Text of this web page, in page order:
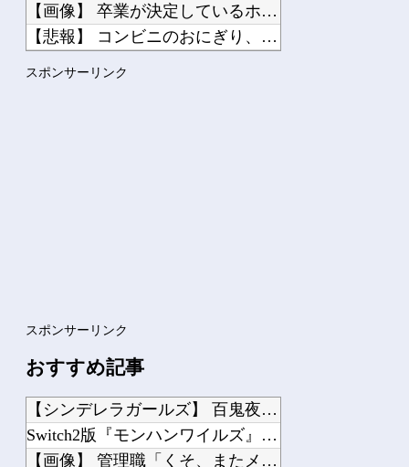
【画像】 卒業が決定しているホロライブVtuberさん、にじ...
【悲報】 コンビニのおにぎり、誰も食べなくなる…
スポンサーリンク
スポンサーリンク
おすすめ記事
【シンデレラガールズ】 百鬼夜行をテーマとしたPOP UP SHOPが東京・大阪...
Switch2版『モンハンワイルズ』の動作環境が判明！
【画像】 管理職「くそ、またメンヘラ女のセラピータイムか」